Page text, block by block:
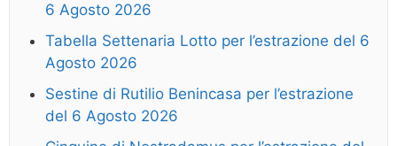
6 Agosto 2026
Tabella Settenaria Lotto per l’estrazione del 6
Agosto 2026
Sestine di Rutilio Benincasa per l’estrazione
del 6 Agosto 2026